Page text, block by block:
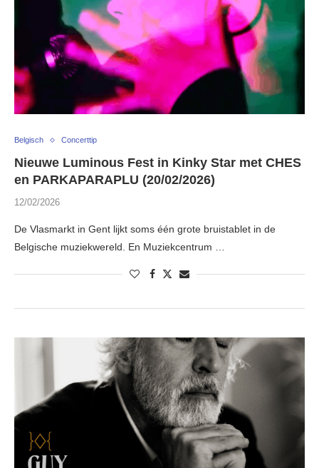
Belgisch Concerttip
Nieuwe Luminous Fest in Kinky Star met CHES
en PARKAPARAPLU (20/02/2026)
12/02/2026
De Vlasmarkt in Gent lijkt soms één grote bruistablet in de
Belgische muziekwereld. En Muziekcentrum …